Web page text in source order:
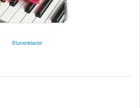
Blumenklavier